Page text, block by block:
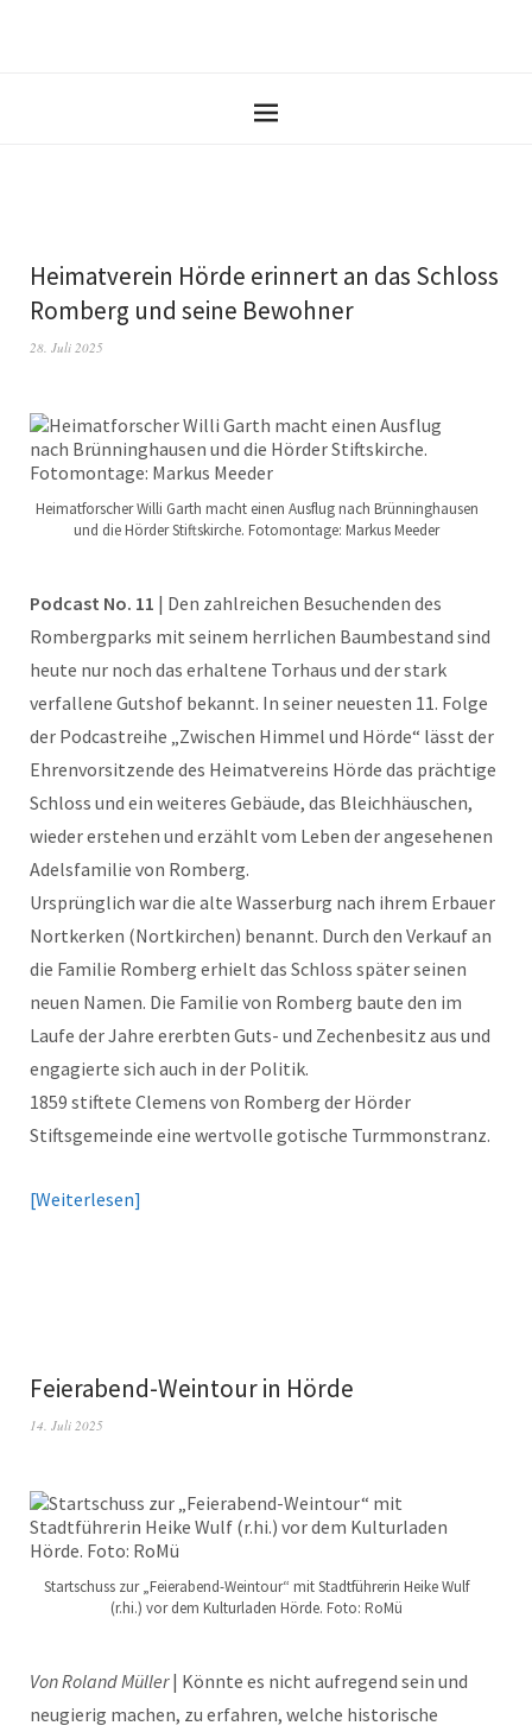
Heimatverein Hörde erinnert an das Schloss
Romberg und seine Bewohner
28. Juli 2025
Heimatforscher Willi Garth macht einen Ausflug nach Brünninghausen
und die Hörder Stiftskirche. Fotomontage: Markus Meeder
Podcast No. 11 | Den zahlreichen Besuchenden des
Rombergparks mit seinem herrlichen Baumbestand sind
heute nur noch das erhaltene Torhaus und der stark
verfallene Gutshof bekannt. In seiner neuesten 11. Folge
der Podcastreihe „Zwischen Himmel und Hörde“ lässt der
Ehrenvorsitzende des Heimatvereins Hörde das prächtige
Schloss und ein weiteres Gebäude, das Bleichhäuschen,
wieder erstehen und erzählt vom Leben der angesehenen
Adelsfamilie von Romberg.
Ursprünglich war die alte Wasserburg nach ihrem Erbauer
Nortkerken (Nortkirchen) benannt. Durch den Verkauf an
die Familie Romberg erhielt das Schloss später seinen
neuen Namen. Die Familie von Romberg baute den im
Laufe der Jahre ererbten Guts- und Zechenbesitz aus und
engagierte sich auch in der Politik.
1859 stiftete Clemens von Romberg der Hörder
Stiftsgemeinde eine wertvolle gotische Turmmonstranz.
Weiterlesen
Feierabend-Weintour in Hörde
14. Juli 2025
Startschuss zur „Feierabend-Weintour“ mit Stadtführerin Heike Wulf
(r.hi.) vor dem Kulturladen Hörde. Foto: RoMü
Von Roland Müller| Könnte es nicht aufregend sein und
neugierig machen, zu erfahren, welche historische